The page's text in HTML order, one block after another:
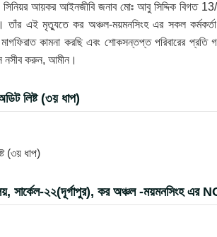
সিনিয়র আয়কর আইনজীবি জনাব মোঃ আবু সিদ্দিক বিগত
তাঁর এই মৃত্যুতে কর অঞ্চল-ময়মনসিংহ এর সকল কর্মকর্তা
কামনা করছি এবং শোকসন্তপ্ত পরিবারের প্রতি
নসীব করুন, আমীন।
লিষ্ট (৩য় ধাপ)
(৩য় ধাপ)
সার্কেল-২২(দূর্গাপুর), কর অঞ্চল -ময়মনসিংহ এর